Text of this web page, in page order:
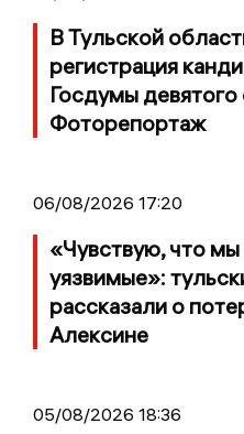
В Тульской
регистрация
Госдумы девятого
Фоторепортаж
06/08/2026 17:20
«Чувствую, что
уязвимые»:
рассказали о
Алексине
05/08/2026 18:36